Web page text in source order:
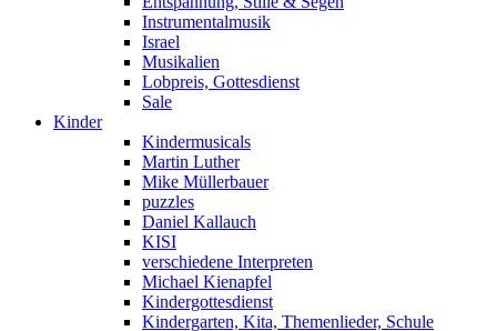
Instrumentalmusik
Israel
Musikalien
Lobpreis, Gottesdienst
Sale
Kinder
Kindermusicals
Martin Luther
Mike Müllerbauer
puzzles
Daniel Kallauch
KISI
verschiedene Interpreten
Michael Kienapfel
Kindergottesdienst
Kindergarten, Kita, Themenlieder, Schule